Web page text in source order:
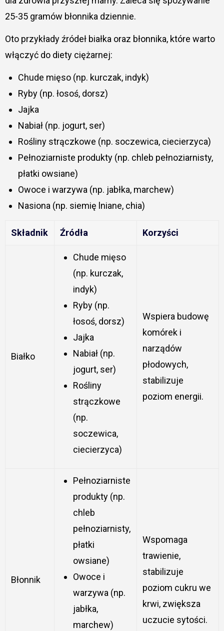
25-35 gramów błonnika dziennie.
Oto przykłady źródeł białka oraz błonnika, które warto
włączyć do diety ciężarnej:
Chude mięso (np. kurczak, indyk)
Ryby (np. łosoś, dorsz)
Jajka
Nabiał (np. jogurt, ser)
Rośliny strączkowe (np. soczewica, ciecierzyca)
Pełnoziarniste produkty (np. chleb pełnoziarnisty,
płatki owsiane)
Owoce i warzywa (np. jabłka, marchew)
Nasiona (np. siemię lniane, chia)
Składnik Źródła Korzyści
Białko
Chude mięso
(np. kurczak,
indyk)
Ryby (np.
łosoś, dorsz)
Jajka
Nabiał (np.
jogurt, ser)
Rośliny
strączkowe
(np.
soczewica,
ciecierzyca)
Wspiera budowę
komórek i
narządów
płodowych,
stabilizuje
poziom energii.
Błonnik
Pełnoziarniste
produkty (np.
chleb
pełnoziarnisty,
płatki
owsiane)
Owoce i
warzywa (np.
jabłka,
marchew)
Wspomaga
trawienie,
stabilizuje
poziom cukru we
krwi, zwiększa
uczucie sytości.